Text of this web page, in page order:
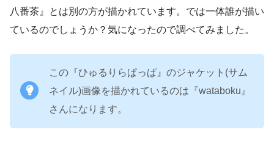
八番茶』とは別の方が描かれています。では一体誰が描い
ているのでしょうか？気になったので調べてみました。
この『ひゅるりらぱっぱ』のジャケット(サム
ネイル)画像を描かれているのは『wataboku』
さんになります。